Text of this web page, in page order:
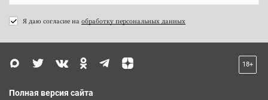
Я даю согласие на обработку персональных данных
18+
Полная версия сайта